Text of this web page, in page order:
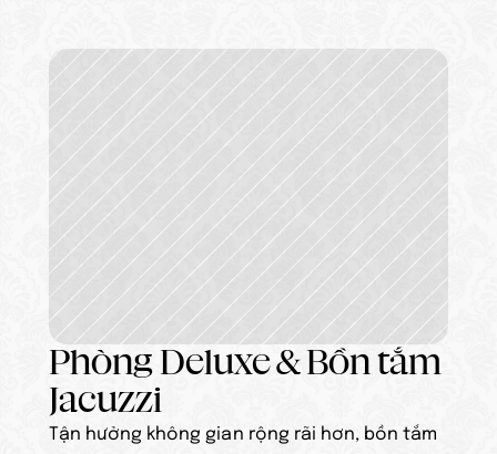
Phòng Deluxe & Bồn tắm
Jacuzzi
Tận hưởng không gian rộng rãi hơn, bồn tắm